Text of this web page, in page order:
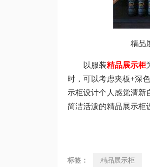
精品展
以服装精品展示柜
时，可以考虑夹板+深
示柜设计个人感觉清新
简洁活泼的精品展示柜
标签： 精品展示柜